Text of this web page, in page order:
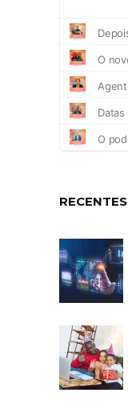
RECENTES